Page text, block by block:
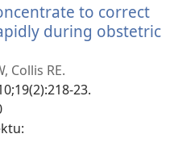
to correct
during obstetric
Collis RE.
23.
‎: